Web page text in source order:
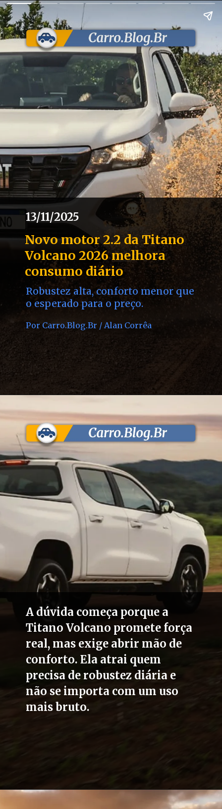
Novo motor 2.2 da Titano
Volcano 2026 melhora
Por Carro.Blog.Br / Alan Corrêa
Robustez alta, conforto menor que
o esperado para o preço.
13/11/2025
A dúvida começa porque a
Titano Volcano promete força
real, mas exige abrir mão de
conforto. Ela atrai quem
precisa de robustez diária e
não se importa com um uso
mais bruto.